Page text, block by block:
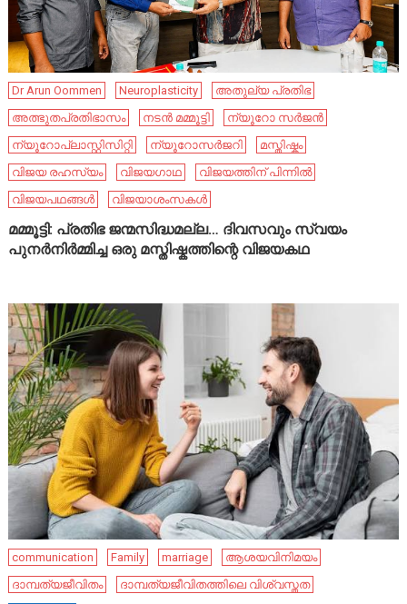
Dr Arun Oommen Neuroplasticity
അതുല്യ പ്രതിഭ
അത്ഭുതപ്രതിഭാസം
നടൻ മമ്മൂട്ടി
ന്യൂറോ സർജൻ
ന്യൂറോപ്ലാസ്റ്റിസിറ്റി
ന്യൂറോസർജറി
മസ്തിഷ്കം
വിജയ രഹസ്യം
വിജയഗാഥ
വിജയത്തിന് പിന്നിൽ
വിജയപഥങ്ങൾ
വിജയാശംസകൾ
മമ്മൂട്ടി: പ്രതിഭ ജന്മസിദ്ധമല്ല… ദിവസവും സ്വയം
പുനർനിർമ്മിച്ച ഒരു മസ്തിഷ്കത്തിന്റെ വിജയകഥ
communication Family marriage
ആശയവിനിമയം
ദാമ്പത്യജീവിതം
ദാമ്പത്യജീവിതത്തിലെ വിശ്വസ്തത